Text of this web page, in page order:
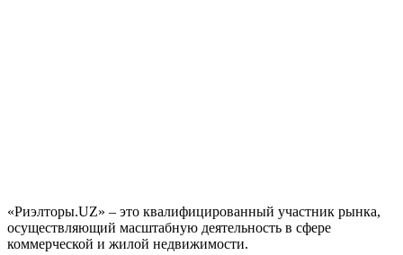
«Риэлторы.UZ» – это квалифицированный участник рынка,
осуществляющий масштабную деятельность в сфере
коммерческой и жилой недвижимости.